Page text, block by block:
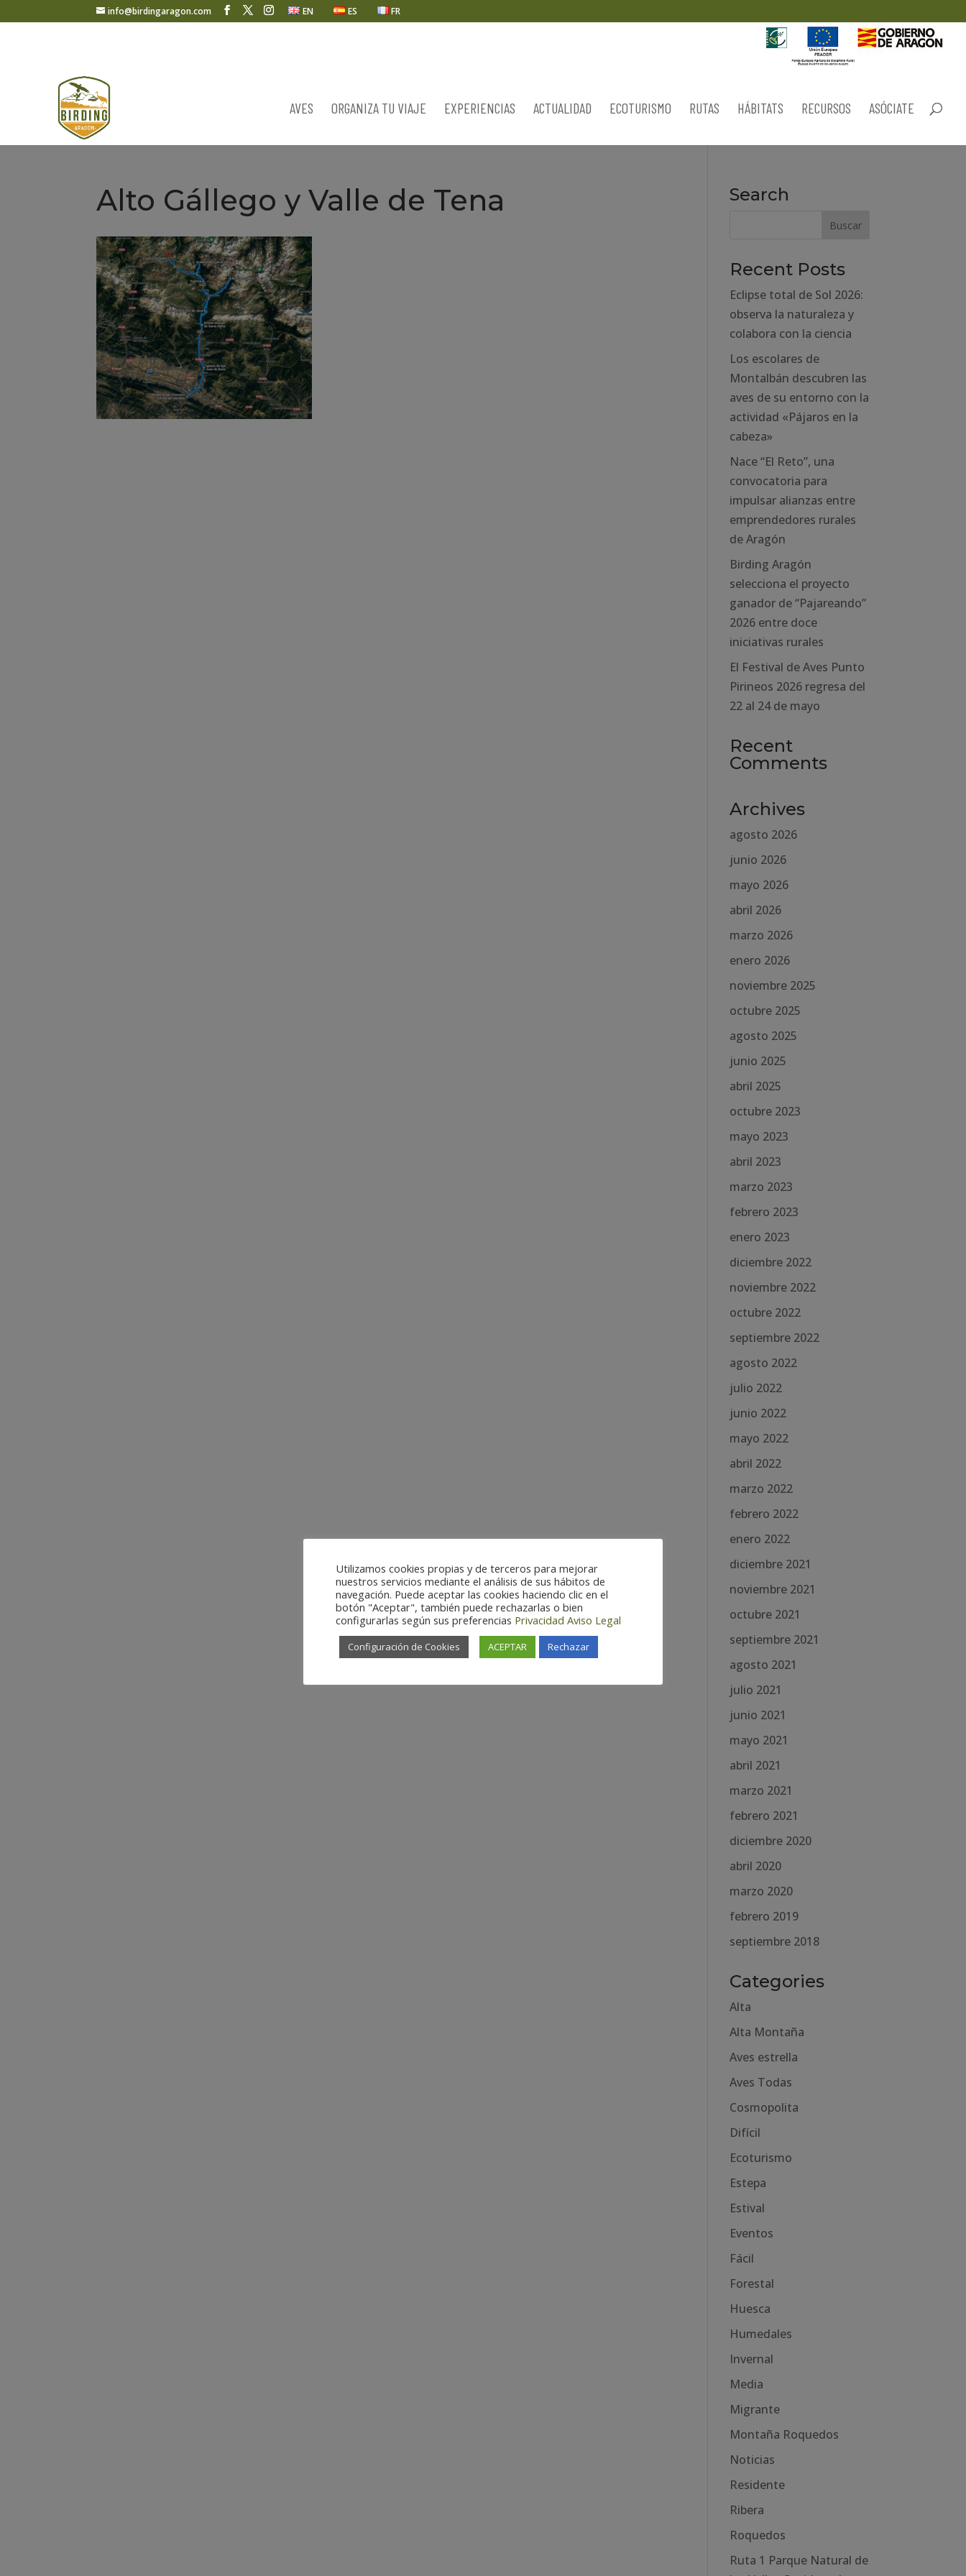
info@birdingaragon.com EN ES FR
AVES ORGANIZA TU VIAJE EXPERIENCIAS ACTUALIDAD ECOTURISMO RUTAS HÁBITATS RECURSOS ASÓCIATE
Alto Gállego y Valle de Tena Search
Recent Posts
Eclipse total de Sol 2026:
observa la naturaleza y
colabora con la ciencia
Los escolares de
Montalbán descubren las
aves de su entorno con la
actividad «Pájaros en la
cabeza»
Nace “El Reto”, una
convocatoria para
impulsar alianzas entre
emprendedores rurales
de Aragón
Birding Aragón
selecciona el proyecto
ganador de “Pajareando”
2026 entre doce
iniciativas rurales
El Festival de Aves Punto
Pirineos 2026 regresa del
22 al 24 de mayo
Recent
Comments
Archives
agosto 2026
junio 2026
mayo 2026
abril 2026
marzo 2026
enero 2026
noviembre 2025
octubre 2025
agosto 2025
junio 2025
abril 2025
octubre 2023
mayo 2023
abril 2023
marzo 2023
febrero 2023
enero 2023
diciembre 2022
noviembre 2022
octubre 2022
septiembre 2022
agosto 2022
julio 2022
junio 2022
mayo 2022
abril 2022
marzo 2022
febrero 2022
enero 2022
diciembre 2021
noviembre 2021
octubre 2021
septiembre 2021
agosto 2021
julio 2021
junio 2021
mayo 2021
abril 2021
marzo 2021
febrero 2021
diciembre 2020
abril 2020
marzo 2020
febrero 2019
septiembre 2018
Categories
Alta
Alta Montaña
Aves estrella
Aves Todas
Cosmopolita
Difícil
Ecoturismo
Estepa
Estival
Eventos
Fácil
Forestal
Huesca
Humedales
Invernal
Media
Migrante
Montaña Roquedos
Noticias
Residente
Ribera
Roquedos
Ruta 1 Parque Natural de
Utilizamos cookies propias y de terceros para mejorar
nuestros servicios mediante el análisis de sus hábitos de
navegación. Puede aceptar las cookies haciendo clic en el
botón "Aceptar", también puede rechazarlas o bien
configurarlas según sus preferencias Privacidad Aviso Legal
Configuración de Cookies ACEPTAR Rechazar